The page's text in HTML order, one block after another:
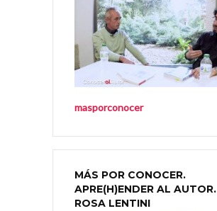
masporconocer
MÁS POR CONOCER.
APRE(H)ENDER AL AUTOR.
ROSA LENTINI